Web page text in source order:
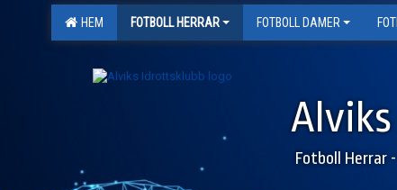
HEM FOTBOLL HERRAR FOTBOLL DAMER
Fotboll Herrar